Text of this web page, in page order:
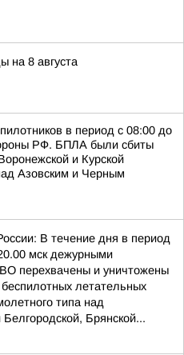
на 8 августа
в период с 08:00 до
РФ. БПЛА были сбиты
и Курской
Азовским и Черным
В течение дня в период
мск дежурными
перехвачены и уничтожены
беспилотных летательных
типа над
Брянской...